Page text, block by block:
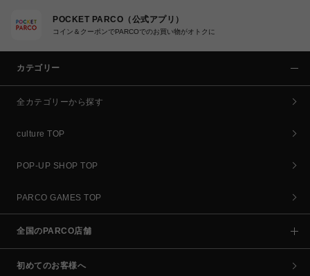
POCKET PARCO（公式アプリ）
コイン＆クーポンでPARCOでのお買い物がオトクに
カテゴリー
全カテゴリーから探す
culture TOP
POP-UP SHOP TOP
PARCO GAMES TOP
全国のPARCO店舗
初めてのお客様へ